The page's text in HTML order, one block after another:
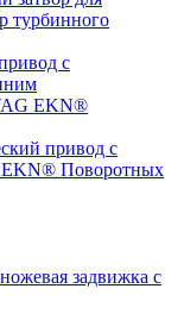
турбинного
с
EKN®
привод с
EKN® Поворотных
задвижка с